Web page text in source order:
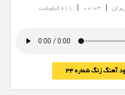
|
00:03
| 611 کیلوبایت
آهنگ زنگ شماره 34